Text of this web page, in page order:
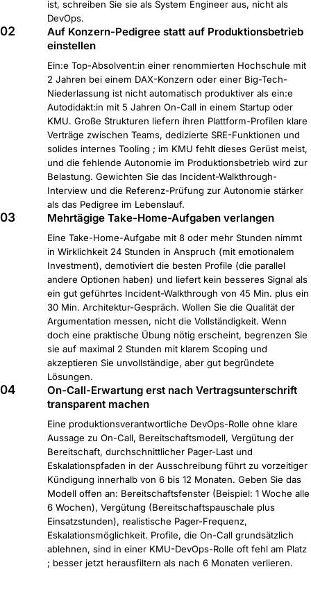
ist, schreiben Sie sie als System Engineer aus, nicht als
DevOps.
02
Auf Konzern-Pedigree statt auf Produktionsbetrieb
einstellen
Ein:e Top-Absolvent:in einer renommierten Hochschule mit
2 Jahren bei einem DAX-Konzern oder einer Big-Tech-
Niederlassung ist nicht automatisch produktiver als ein:e
Autodidakt:in mit 5 Jahren On-Call in einem Startup oder
KMU. Große Strukturen liefern ihren Plattform-Profilen klare
Verträge zwischen Teams, dedizierte SRE-Funktionen und
solides internes Tooling ; im KMU fehlt dieses Gerüst meist,
und die fehlende Autonomie im Produktionsbetrieb wird zur
Belastung. Gewichten Sie das Incident-Walkthrough-
Interview und die Referenz-Prüfung zur Autonomie stärker
als das Pedigree im Lebenslauf.
03 Mehrtägige Take-Home-Aufgaben verlangen
Eine Take-Home-Aufgabe mit 8 oder mehr Stunden nimmt
in Wirklichkeit 24 Stunden in Anspruch (mit emotionalem
Investment), demotiviert die besten Profile (die parallel
andere Optionen haben) und liefert kein besseres Signal als
ein gut geführtes Incident-Walkthrough von 45 Min. plus ein
30 Min. Architektur-Gespräch. Wollen Sie die Qualität der
Argumentation messen, nicht die Vollständigkeit. Wenn
doch eine praktische Übung nötig erscheint, begrenzen Sie
sie auf maximal 2 Stunden mit klarem Scoping und
akzeptieren Sie unvollständige, aber gut begründete
Lösungen.
04
On-Call-Erwartung erst nach Vertragsunterschrift
transparent machen
Eine produktionsverantwortliche DevOps-Rolle ohne klare
Aussage zu On-Call, Bereitschaftsmodell, Vergütung der
Bereitschaft, durchschnittlicher Pager-Last und
Eskalationspfaden in der Ausschreibung führt zu vorzeitiger
Kündigung innerhalb von 6 bis 12 Monaten. Geben Sie das
Modell offen an: Bereitschaftsfenster (Beispiel: 1 Woche alle
6 Wochen), Vergütung (Bereitschaftspauschale plus
Einsatzstunden), realistische Pager-Frequenz,
Eskalationsmöglichkeit. Profile, die On-Call grundsätzlich
ablehnen, sind in einer KMU-DevOps-Rolle oft fehl am Platz
; besser jetzt herausfiltern als nach 6 Monaten verlieren.